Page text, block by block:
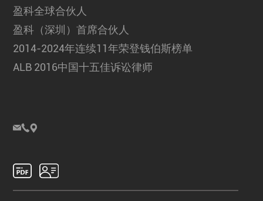
盈科全球合伙人
盈科（深圳）首席合伙人
2014-2024年连续11年荣登钱伯斯榜单
ALB 2016中国十五佳诉讼律师